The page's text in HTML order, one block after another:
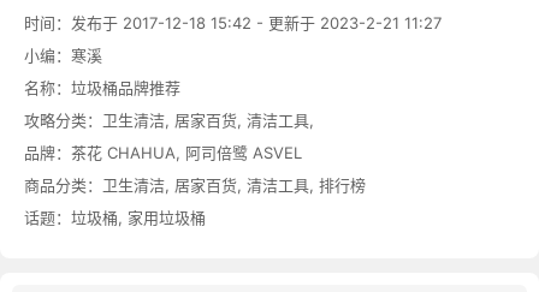
时间：发布于 2017-12-18 15:42 - 更新于 2023-2-21 11:27
小编：寒溪
名称： 垃圾桶品牌推荐
攻略分类： 卫生清洁, 居家百货, 清洁工具,
品牌： 茶花 CHAHUA, 阿司倍鹭 ASVEL
商品分类： 卫生清洁, 居家百货, 清洁工具, 排行榜
话题： 垃圾桶, 家用垃圾桶